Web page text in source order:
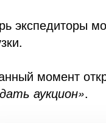
экспедиторы
момент
аукцион».